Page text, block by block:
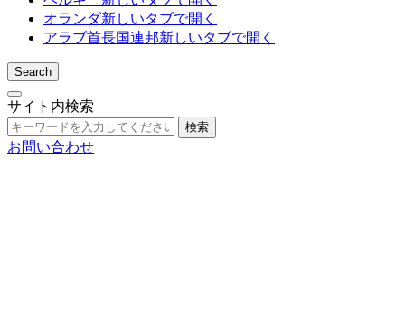
オランダ新しいタブで開く
アラブ首長国連邦新しいタブで開く
Search
サイト内検索
検索
お問い合わせ